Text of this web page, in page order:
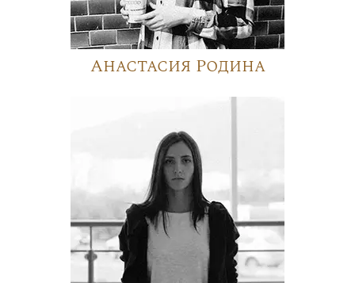
Анастасия Родина